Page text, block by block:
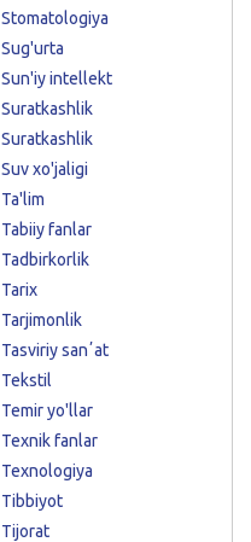
Stomatologiya
Sug'urta
Sun'iy intellekt
Suratkashlik
Suratkashlik
Suv xo'jaligi
Ta'lim
Tabiiy fanlar
Tadbirkorlik
Tarix
Tarjimonlik
Tasviriy sanʼat
Tekstil
Temir yo'llar
Texnik fanlar
Texnologiya
Tibbiyot
Tijorat